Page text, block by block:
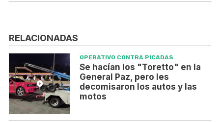
RELACIONADAS
OPERATIVO CONTRA PICADAS
Se hacían los "Toretto" en la
General Paz, pero les
decomisaron los autos y las
motos